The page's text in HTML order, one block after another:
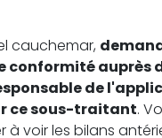
cauchemar,
conformité auprès
de
ce sous-traitant.
à voir les bilans